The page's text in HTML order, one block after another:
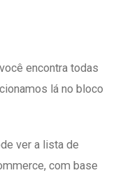
encontra todas
lá no bloco
ver a lista de
com base